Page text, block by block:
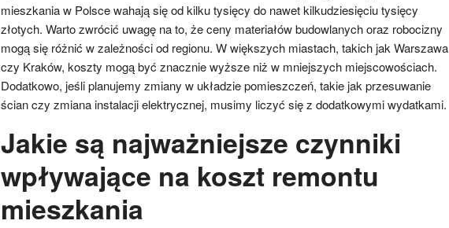
mieszkania w Polsce wahają się od kilku tysięcy do nawet kilkudziesięciu tysięcy
złotych. Warto zwrócić uwagę na to, że ceny materiałów budowlanych oraz robocizny
mogą się różnić w zależności od regionu. W większych miastach, takich jak Warszawa
czy Kraków, koszty mogą być znacznie wyższe niż w mniejszych miejscowościach.
Dodatkowo, jeśli planujemy zmiany w układzie pomieszczeń, takie jak przesuwanie
ścian czy zmiana instalacji elektrycznej, musimy liczyć się z dodatkowymi wydatkami.
Jakie są najważniejsze czynniki
wpływające na koszt remontu
mieszkania